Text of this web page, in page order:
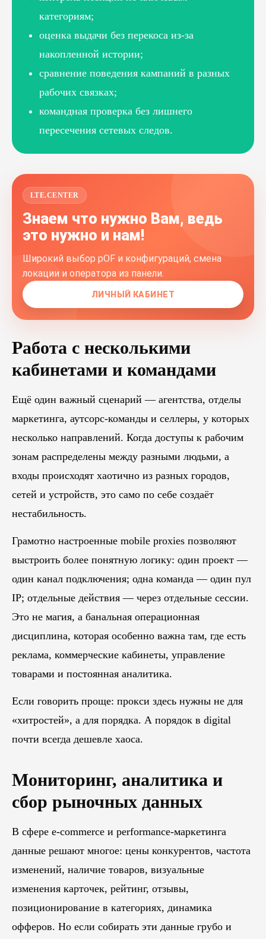
категориям;
оценка выдачи без перекоса из-за
накопленной истории;
сравнение поведения кампаний в разных
рабочих связках;
командная проверка без лишнего
пересечения сетевых следов.
LTE.CENTER
Знаем что нужно Вам, ведь
это нужно и нам!
Широкий выбор pOF и конфигураций, смена
локации и оператора из панели.
ЛИЧНЫЙ КАБИНЕТ
Работа с несколькими
кабинетами и командами
Ещё один важный сценарий — агентства, отделы
маркетинга, аутсорс-команды и селлеры, у которых
несколько направлений. Когда доступы к рабочим
зонам распределены между разными людьми, а
входы происходят хаотично из разных городов,
сетей и устройств, это само по себе создаёт
нестабильность.
Грамотно настроенные mobile proxies позволяют
выстроить более понятную логику: один проект —
один канал подключения; одна команда — один пул
IP; отдельные действия — через отдельные сессии.
Это не магия, а банальная операционная
дисциплина, которая особенно важна там, где есть
реклама, коммерческие кабинеты, управление
товарами и постоянная аналитика.
Если говорить проще: прокси здесь нужны не для
«хитростей», а для порядка. А порядок в digital
почти всегда дешевле хаоса.
Мониторинг, аналитика и
сбор рыночных данных
В сфере e-commerce и performance-маркетинга
данные решают многое: цены конкурентов, частота
изменений, наличие товаров, визуальные
изменения карточек, рейтинг, отзывы,
позиционирование в категориях, динамика
офферов. Но если собирать эти данные грубо и